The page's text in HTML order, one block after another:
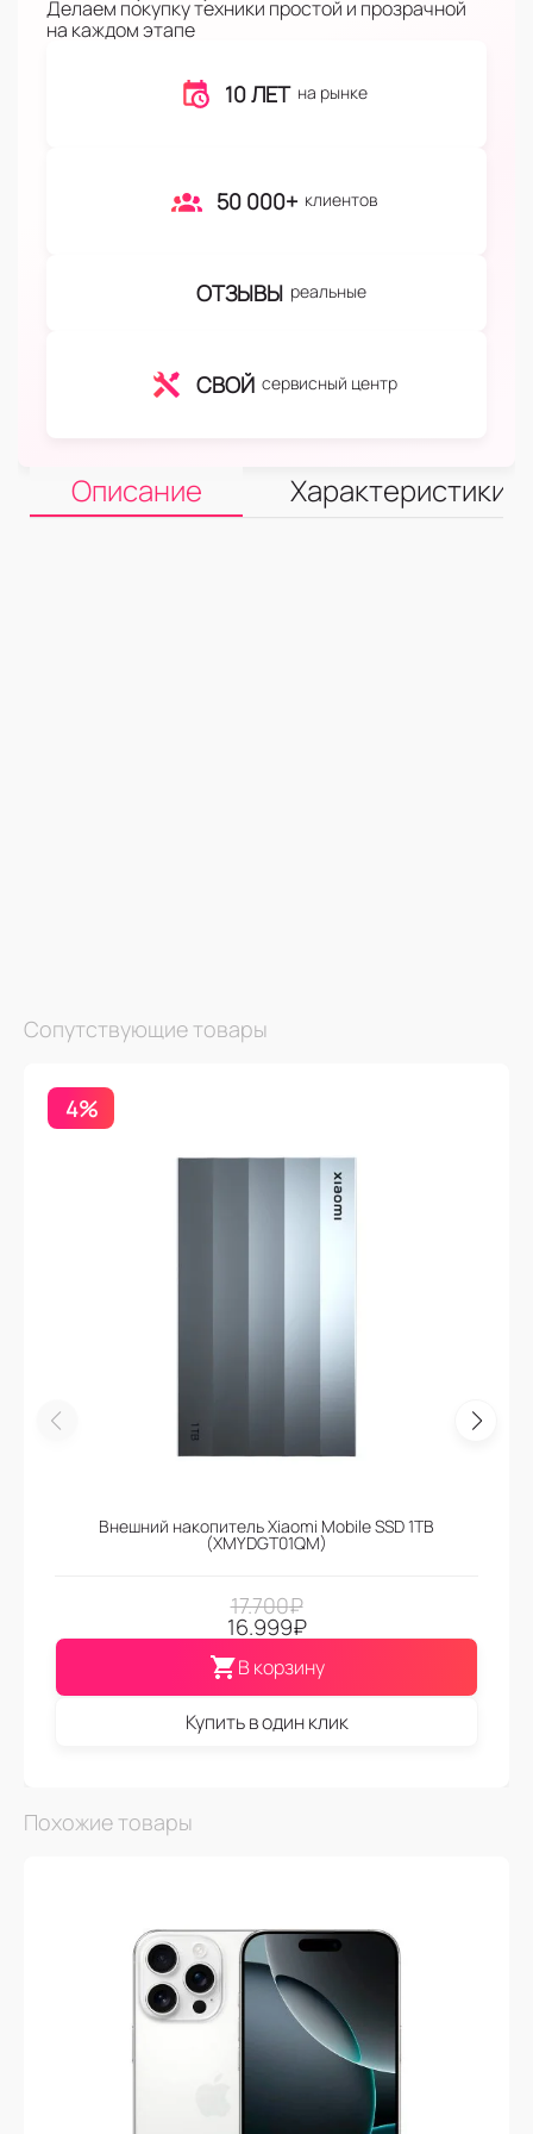
Делаем покупку техники простой и прозрачной
на каждом этапе
10 ЛЕТ на рынке
50 000+ клиентов
ОТЗЫВЫ реальные
СВОЙ сервисный центр
Описание Характеристики
Сопутствующие товары
4%
Внешний накопитель Xiaomi Mobile SSD 1TB
(XMYDGT01QM)
17.700₽
16.999₽
В корзину
Купить в один клик
Похожие товары